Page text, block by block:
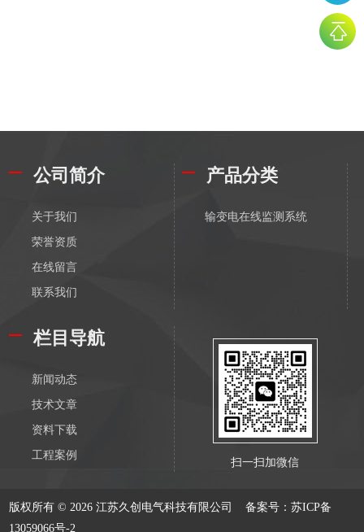
公司简介
关于我们
荣誉资质
在线留言
联系我们
产品分类
输变电在线监测系统
栏目导航
新闻动态
技术文章
资料下载
工程案例
扫一扫加微信
版权所有 © 2026 江苏久创电气科技有限公司备案号：苏ICP备
13059066号-2